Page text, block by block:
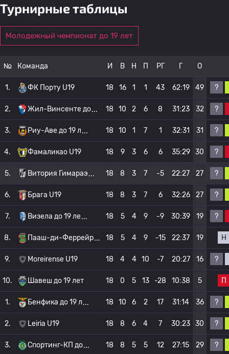
Турнирные таблицы
Молодежный чемпионат до 19 лет
№ Команда И В Н П РГ Г О
1. ФК Порту U19 18 16 1 1 43 62:19 49 ?
2. Жил-Винсенте до 18 10 2 6 8 31:23 32 ?
3. Риу-Аве до 19 л 18 10 1 7 1 32:31 31 ?
4. Фамаликао U19 18 9 3 6 6 35:29 30 ?
5. Витория Гимараэ 18 8 3 7 -5 22:27 27 ?
6. Брага U19 18 8 3 7 6 32:26 27 ?
7. Визела до 19 ле 18 5 4 9 -9 30:39 19 ?
8. Пааш-ди-Феррейр 18 5 4 9 -15 22:37 19 Н
9. Moreirense U19 18 4 4 10 -7 20:27 16 ?
10. Шавеш до 19 лет 18 0 5 13 -28 10:38 5 П
1. Бенфика до 19 л 18 10 6 2 17 31:14 36 ?
2. Leiria U19 18 8 6 4 7 30:23 30 ?
3. Спортинг-КП до 18 8 5 5 12 27:15 29 ?